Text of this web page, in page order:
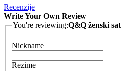
Recenzije
Write Your Own Review
You're reviewing:Q&Q ženski
Nickname
Rezime